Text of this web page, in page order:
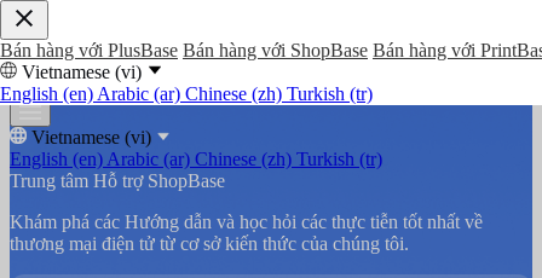
Bán hàng với PlusBase Bán hàng với ShopBase Bán hàng với
Vietnamese (vi)
English (en) Arabic (ar) Chinese (zh) Turkish (tr)
Vietnamese (vi)
English (en) Arabic (ar) Chinese (zh) Turkish (tr)
Trung tâm Hỗ trợ ShopBase
Khám phá các Hướng dẫn và học hỏi các thực tiễn tốt nhất về
thương mại điện tử từ cơ sở kiến thức của chúng tôi.